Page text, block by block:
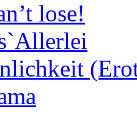
lose!